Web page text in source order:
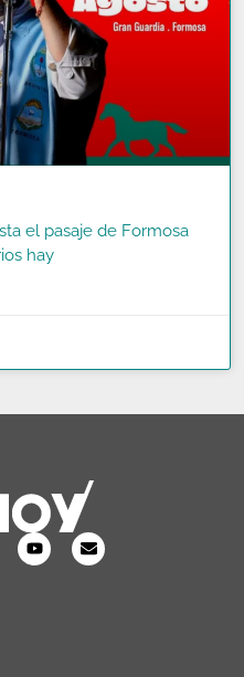
el pasaje de Formosa
hay